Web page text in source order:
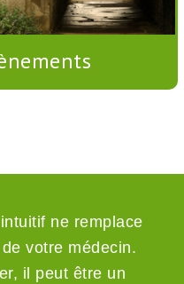
ne remplace
votre médecin.
il peut être un